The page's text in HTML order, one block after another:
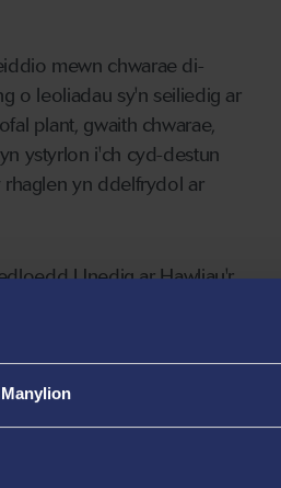
Manylion
mewn chwarae di-
o leoliadau sy'n seiliedig ar
plant, gwaith chwarae,
ystyrlon i'ch cyd-destun
yn ddelfrydol ar
Unedig ar Hawliau'r
hwn sy'n seiliedig ar
eich tîm addysgu yn
asiantaeth, llais a
lleoliadau